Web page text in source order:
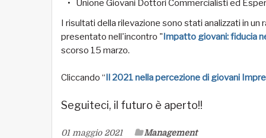
Unione Giovani Dottori Commercialisti ed
I risultati della rilevazione sono stati analizzati in
presentato nell'incontro "Impatto giovani: fiducia
scorso 15 marzo.
Cliccando “Il 2021 nella percezione di giovani
Seguiteci, il futuro è aperto!!
01 maggio 2021 Management